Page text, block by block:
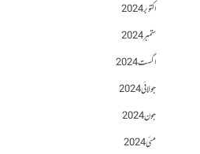
اکتوبر 2024
ستمبر 2024
اگست 2024
جولائی 2024
جون 2024
مئی 2024